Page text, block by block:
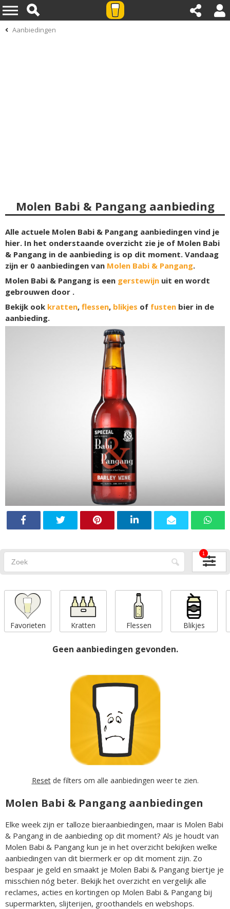
Aanbiedingen
Molen Babi & Pangang aanbieding
Alle actuele Molen Babi & Pangang aanbiedingen vind je
hier. In het onderstaande overzicht zie je of Molen Babi
& Pangang in de aanbieding is op dit moment. Vandaag
zijn er 0 aanbiedingen van Molen Babi & Pangang.
Molen Babi & Pangang is een gerstewijn uit en wordt
gebrouwen door .
Bekijk ook kratten, flessen, blikjes of fusten bier in de
aanbieding.
1
Favorieten Kratten Flessen Blikjes
Geen aanbiedingen gevonden.
Resetde filters om alle aanbiedingen weer te zien.
Molen Babi & Pangang aanbiedingen
Elke week zijn er talloze bieraanbiedingen, maar is Molen Babi
& Pangang in de aanbieding op dit moment? Als je houdt van
Molen Babi & Pangang kun je in het overzicht bekijken welke
aanbiedingen van dit biermerk er op dit moment zijn. Zo
bespaar je geld en smaakt je Molen Babi & Pangang biertje je
misschien nóg beter. Bekijk het overzicht en vergelijk alle
reclames, acties en kortingen op Molen Babi & Pangang bij
supermarkten, slijterijen, groothandels en webshops.